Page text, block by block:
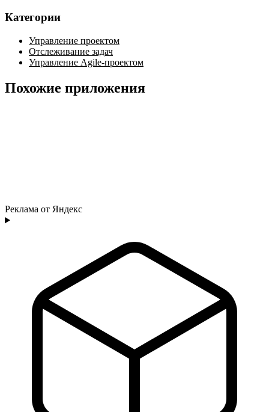
Категории
Управление проектом
Отслеживание задач
Управление Agile-проектом
Похожие приложения
Реклама от Яндекс